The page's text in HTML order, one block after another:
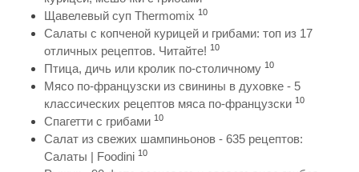
Щавелевый суп Thermomix 10
Салаты с копченой курицей и грибами: топ из 17
отличных рецептов. Читайте! 10
Птица, дичь или кролик по-столичному 10
Мясо по-французски из свинины в духовке - 5
классических рецептов мяса по-французски 10
Спагетти с грибами 10
Салат из свежих шампиньонов - 635 рецептов:
Салаты | Foodini 10